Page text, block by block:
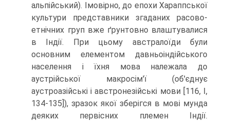
альпійський). Імовірно, до епохи Хараппської
культури представники згаданих расово-
етнічних груп вже ґрунтовно влаштувалися
в Індії. При цьому австралоїди були
основним елементом давньоіндійського
населення і їхня мова належала до
аустрійської макросім'ї (об'єднує
аустроазійські і австронезійські мови [116, I,
134-135]), зразок якої зберігся в мові мунда
деяких первісних племен Індії.